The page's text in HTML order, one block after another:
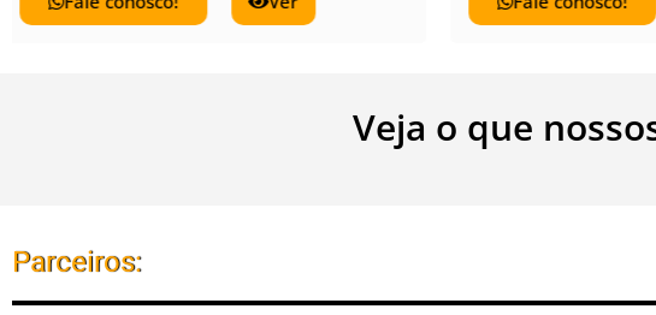
Veja o que
Parceiros: